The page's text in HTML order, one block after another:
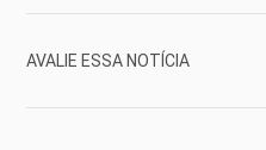
AVALIE ESSA NOTÍCIA